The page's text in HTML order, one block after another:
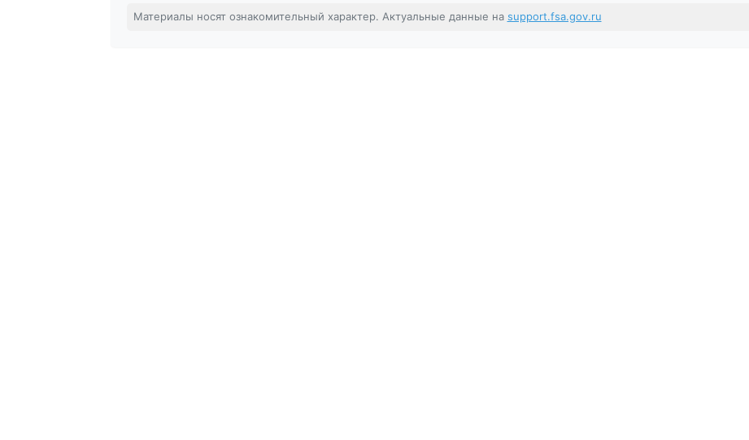
Материалы носят ознакомительный характер. Актуальные данные на support.fsa.gov.ru